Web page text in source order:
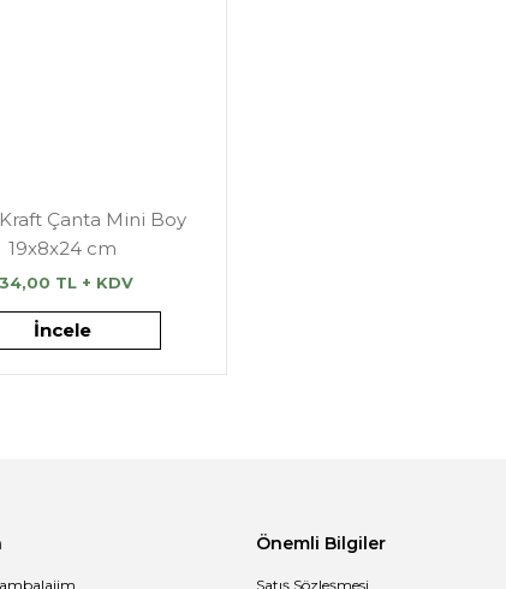
Çanta Mini Boy
19x8x24 cm
TL + KDV
İncele
Önemli Bilgiler
Satış Sözleşmesi